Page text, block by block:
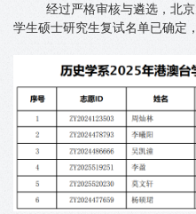
经过严格审核与遴选，北
学生硕士研究生复试名单已确定